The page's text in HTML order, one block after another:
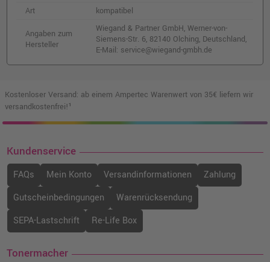
Art
kompatibel
Angaben zum
Hersteller
Wiegand & Partner GmbH, Werner-von-
Siemens-Str. 6, 82140 Olching, Deutschland,
E-Mail: service@wiegand-gmbh.de
Kostenloser Versand: ab einem Ampertec Warenwert von 35€ liefern wir
versandkostenfrei!¹
Kundenservice
FAQs Mein Konto Versandinformationen
Zahlung
Gutscheinbedingungen
Warenrücksendung
SEPA-Lastschrift
Re-Life Box
Tonermacher